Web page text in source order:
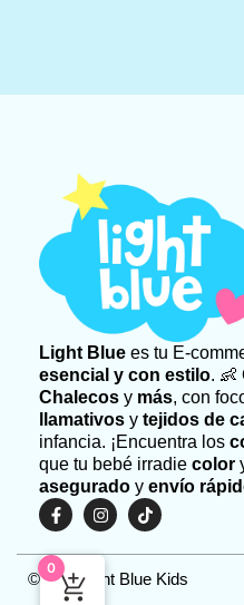
Light Blue es tu E-
esencial y con estilo. 👶
Chalecos y más, con
llamativos y tejidos de
infancia. ¡Encuentra los
que tu bebé irradie color
asegurado y envío
F
a
e
b
o
I
n
t
a
g
T
i
t
o
k
©2026 Light Blue Kids
0